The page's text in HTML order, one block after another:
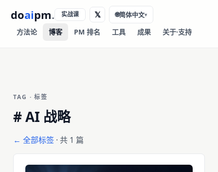
doaipm.
方法论 博客 PM 排名 工具 成果 关于·支持
实战课 𝕏 🌐简体中文▾
TAG · 标签
#AI 战略
← 全部标签· 共 1 篇